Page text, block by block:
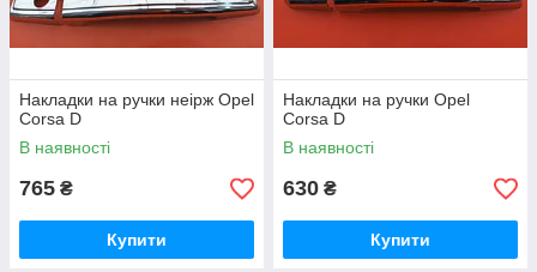
Накладки на ручки неірж Opel
Corsa D
В наявності
765 ₴
Купити
Накладки на ручки Opel
Corsa D
В наявності
630 ₴
Купити